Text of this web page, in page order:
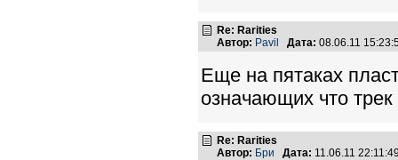
Re: Rarities
Автор: Pavil Дата: 08.06.11
Еще на пятаках
означающих что
Re: Rarities
Автор: Бри Дата: 11.06.11